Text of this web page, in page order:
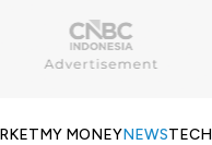
MY MONEYNEWSTECH